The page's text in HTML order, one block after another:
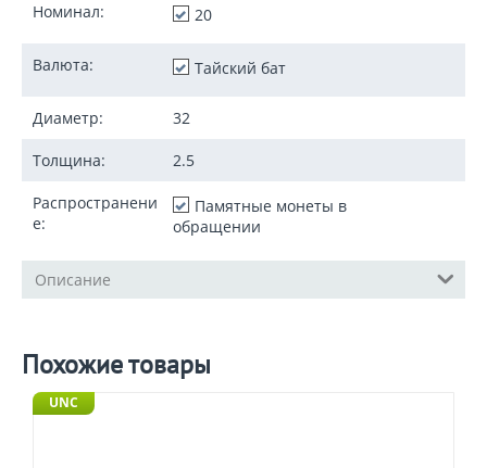
Номинал: 20
Валюта: Тайский бат
Диаметр: 32
Толщина: 2.5
Распространени
е:
Памятные монеты в
обращении
Описание
Похожие товары
UNC